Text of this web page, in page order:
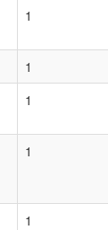
1
1
1
1
1